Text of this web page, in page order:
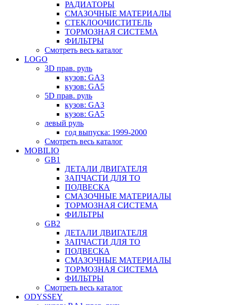
РАДИАТОРЫ
СМАЗОЧНЫЕ МАТЕРИАЛЫ
СТЕКЛООЧИСТИТЕЛЬ
ТОРМОЗНАЯ СИСТЕМА
ФИЛЬТРЫ
Смотреть весь каталог
LOGO
3D прав. руль
кузов: GA3
кузов: GA5
5D прав. руль
кузов: GA3
кузов: GA5
левый руль
год выпуска: 1999-2000
Смотреть весь каталог
MOBILIO
GB1
ДЕТАЛИ ДВИГАТЕЛЯ
ЗАПЧАСТИ ДЛЯ ТО
ПОДВЕСКА
СМАЗОЧНЫЕ МАТЕРИАЛЫ
ТОРМОЗНАЯ СИСТЕМА
ФИЛЬТРЫ
GB2
ДЕТАЛИ ДВИГАТЕЛЯ
ЗАПЧАСТИ ДЛЯ ТО
ПОДВЕСКА
СМАЗОЧНЫЕ МАТЕРИАЛЫ
ТОРМОЗНАЯ СИСТЕМА
ФИЛЬТРЫ
Смотреть весь каталог
ODYSSEY